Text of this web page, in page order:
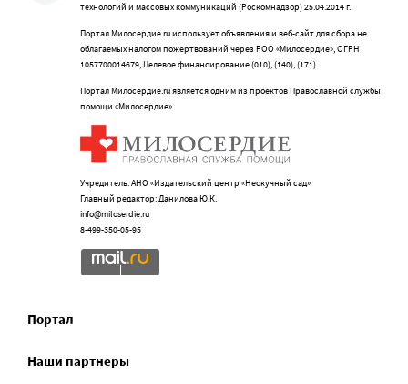
технологий и массовых коммуникаций (Роскомнадзор) 25.04.2014 г.
Портал Милосердие.ru использует объявления и веб-сайт для сбора не
облагаемых налогом пожертвований через РОО «Милосердие», ОГРН
1057700014679, Целевое финансирование (010), (140), (171)
Портал Милосердие.ru является одним из проектов Православной службы
помощи «Милосердие»
Учредитель: АНО «Издательский центр «Нескучный сад»
Главный редактор: Данилова Ю.К.
info@miloserdie.ru
8-499-350-05-95
Портал
Наши партнеры